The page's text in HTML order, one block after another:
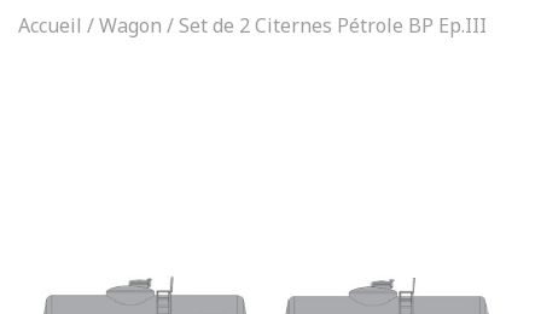
Accueil /Wagon / Set de 2 Citernes Pétrole BP Ep.III